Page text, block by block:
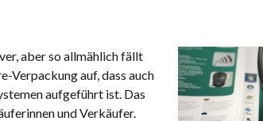
aber so allmählich fällt
Verpackung auf, dass auch
aufgeführt ist. Das
und Verkäufer.